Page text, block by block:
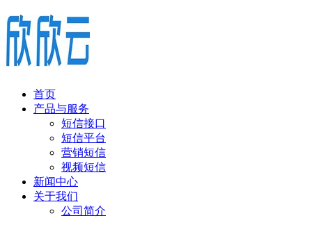
首页
产品与服务
短信接口
短信平台
营销短信
视频短信
新闻中心
关于我们
公司简介